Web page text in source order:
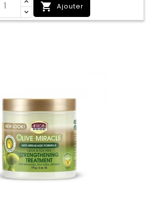
 Ajouter